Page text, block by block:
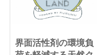
界面活性剤の環境負